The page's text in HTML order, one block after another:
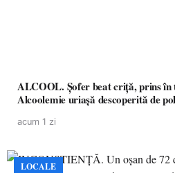
ALCOOL. Șofer beat criță, prins
Alcoolemie uriașă descoperită de
acum 1 zi
LOCALE